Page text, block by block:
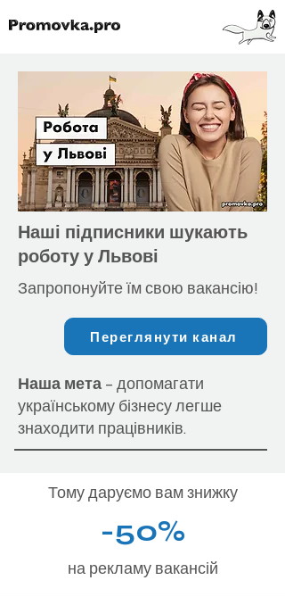
Наші підписники шукають
роботу у Львові
Запропонуйте їм свою вакансію!
Переглянути канал
Наша мета – допомагати
українському бізнесу легше
знаходити працівників.
Тому даруємо вам знижку
-50%
на рекламу вакансій